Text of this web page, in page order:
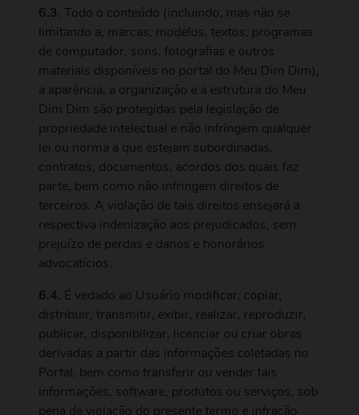
6.3. Todo o conteúdo (incluindo, mas não se
limitando a, marcas, modelos, textos, programas
de computador, sons, fotografias e outros
materiais disponíveis no portal do Meu Dim Dim),
a aparência, a organização e a estrutura do Meu
Dim Dim são protegidas pela legislação de
propriedade intelectual e não infringem qualquer
lei ou norma a que estejam subordinadas,
contratos, documentos, acordos dos quais faz
parte, bem como não infringem direitos de
terceiros. A violação de tais direitos ensejará a
respectiva indenização aos prejudicados, sem
prejuízo de perdas e danos e honorários
advocatícios.
6.4. É vedado ao Usuário modificar, copiar,
distribuir, transmitir, exibir, realizar, reproduzir,
publicar, disponibilizar, licenciar ou criar obras
derivadas a partir das informações coletadas no
Portal, bem como transferir ou vender tais
informações, software, produtos ou serviços, sob
pena de violação do presente termo e infração